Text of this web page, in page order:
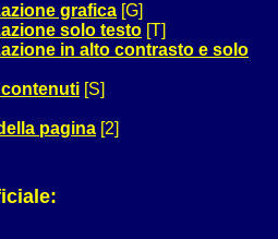
grafica [G]
solo testo [T]
in alto contrasto e solo
[S]
pagina [2]